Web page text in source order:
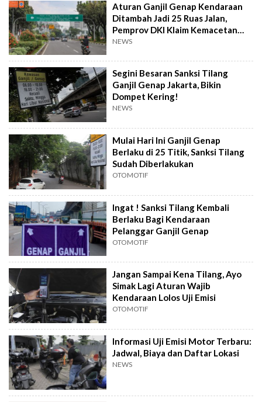
Aturan Ganjil Genap Kendaraan
Ditambah Jadi 25 Ruas Jalan,
Pemprov DKI Klaim Kemacetan
Berkurang
NEWS
Segini Besaran Sanksi Tilang
Ganjil Genap Jakarta, Bikin
Dompet Kering!
NEWS
Mulai Hari Ini Ganjil Genap
Berlaku di 25 Titik, Sanksi Tilang
Sudah Diberlakukan
OTOMOTIF
Ingat ! Sanksi Tilang Kembali
Berlaku Bagi Kendaraan
Pelanggar Ganjil Genap
OTOMOTIF
Jangan Sampai Kena Tilang, Ayo
Simak Lagi Aturan Wajib
Kendaraan Lolos Uji Emisi
OTOMOTIF
Informasi Uji Emisi Motor Terbaru:
Jadwal, Biaya dan Daftar Lokasi
NEWS